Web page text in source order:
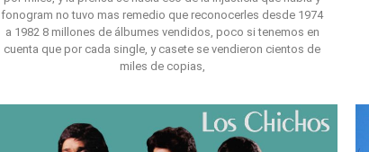
fonogram no tuvo mas remedio que reconocerles desde 1974
a 1982 8 millones de álbumes vendidos, poco si tenemos en
cuenta que por cada single, y casete se vendieron cientos de
miles de copias,